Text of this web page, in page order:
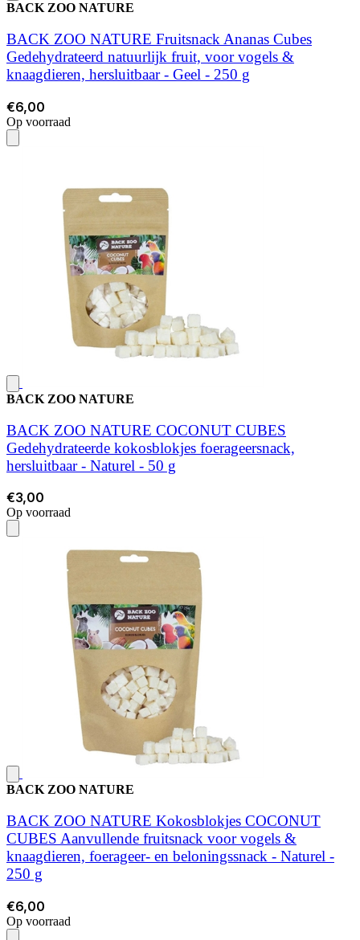
BACK ZOO NATURE
BACK ZOO NATURE Fruitsnack Ananas Cubes
Gedehydrateerd natuurlijk fruit, voor vogels &
knaagdieren, hersluitbaar - Geel - 250 g
€6,00
Op voorraad
BACK ZOO NATURE
BACK ZOO NATURE COCONUT CUBES
Gedehydrateerde kokosblokjes foerageersnack,
hersluitbaar - Naturel - 50 g
€3,00
Op voorraad
BACK ZOO NATURE
BACK ZOO NATURE Kokosblokjes COCONUT
CUBES Aanvullende fruitsnack voor vogels &
knaagdieren, foerageer- en beloningssnack - Naturel -
250 g
€6,00
Op voorraad